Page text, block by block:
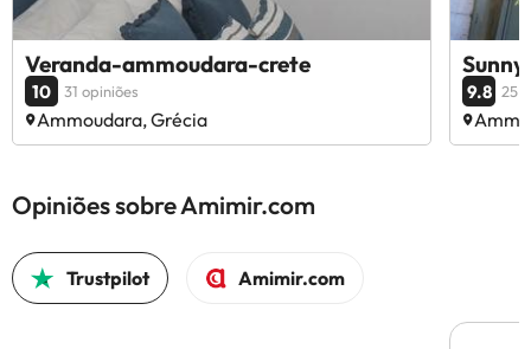
Veranda-ammoudara-crete
10 31 opiniões
Ammoudara, Grécia
9.8 25
Opiniões sobre Amimir.com
Trustpilot Amimir.com